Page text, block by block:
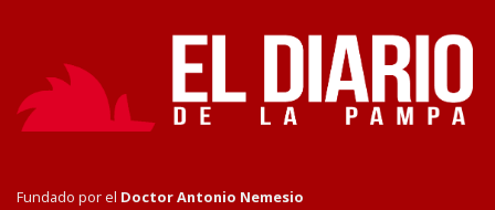
Fundado por el Doctor Antonio Nemesio